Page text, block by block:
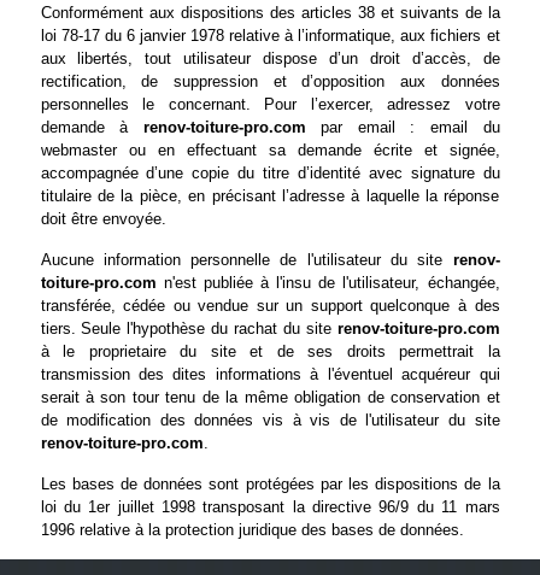
Conformément aux dispositions des articles 38 et suivants de la
loi 78-17 du 6 janvier 1978 relative à l’informatique, aux fichiers et
aux libertés, tout utilisateur dispose d’un droit d’accès, de
rectification, de suppression et d’opposition aux données
personnelles le concernant. Pour l’exercer, adressez votre
demande à renov-toiture-pro.com par email : email du
webmaster ou en effectuant sa demande écrite et signée,
accompagnée d’une copie du titre d’identité avec signature du
titulaire de la pièce, en précisant l’adresse à laquelle la réponse
doit être envoyée.
Aucune information personnelle de l'utilisateur du site renov-
toiture-pro.com n'est publiée à l'insu de l'utilisateur, échangée,
transférée, cédée ou vendue sur un support quelconque à des
tiers. Seule l'hypothèse du rachat du site renov-toiture-pro.com
à le proprietaire du site et de ses droits permettrait la
transmission des dites informations à l'éventuel acquéreur qui
serait à son tour tenu de la même obligation de conservation et
de modification des données vis à vis de l'utilisateur du site
renov-toiture-pro.com.
Les bases de données sont protégées par les dispositions de la
loi du 1er juillet 1998 transposant la directive 96/9 du 11 mars
1996 relative à la protection juridique des bases de données.